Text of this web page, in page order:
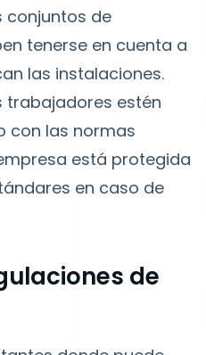
conjuntos de
tenerse en cuenta a
las instalaciones.
trabajadores estén
con las normas
está protegida
en caso de
de